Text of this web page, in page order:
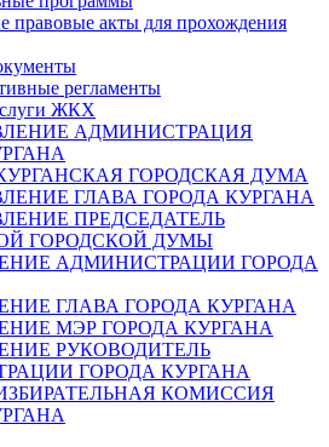
правовые акты для прохождения
регламенты
ЖКХ
АДМИНИСТРАЦИЯ
ГОРОДСКАЯ ДУМА
ГЛАВА ГОРОДА КУРГАНА
ПРЕДСЕДАТЕЛЬ
ГОРОДСКОЙ ДУМЫ
АДМИНИСТРАЦИИ ГОРОДА
ГЛАВА ГОРОДА КУРГАНА
МЭР ГОРОДА КУРГАНА
РУКОВОДИТЕЛЬ
ГОРОДА КУРГАНА
КОМИССИЯ